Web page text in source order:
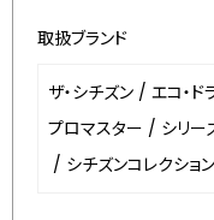
取扱ブランド
ザ・シチズン / エコ・ド
プロマスター / シリー
/ シチズンコレクション